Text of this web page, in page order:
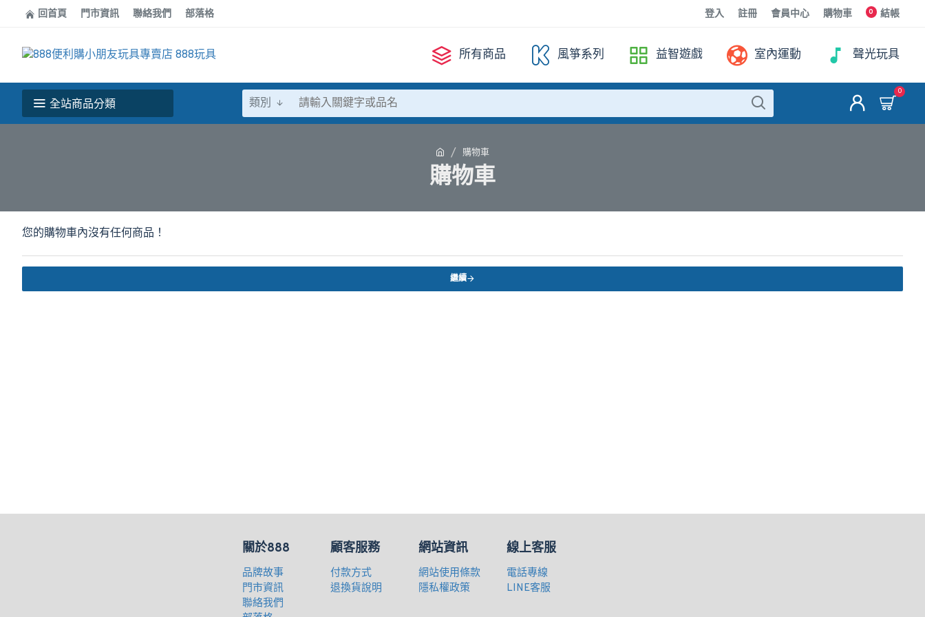
回首頁 門市資訊 聯絡我們 部落格 登入 註冊 會員中心 購物車 0 結帳
所有商品 風箏系列 益智遊戲 室內運動 聲光玩具
全站商品分類 類別
0
購物車
購物車
您的購物車內沒有任何商品！
繼續
關於888
品牌故事
門市資訊
聯絡我們
顧客服務
付款方式
退換貨說明
網站資訊
網站使用條款
隱私權政策
線上客服
電話專線
LINE客服